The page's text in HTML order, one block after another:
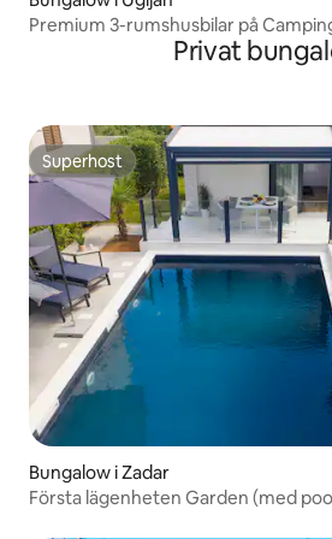
Premium 3-rumshusbilar på
Privat
Superhost
Superhost
Bungalow i Zadar
Första lägenheten Garden (med